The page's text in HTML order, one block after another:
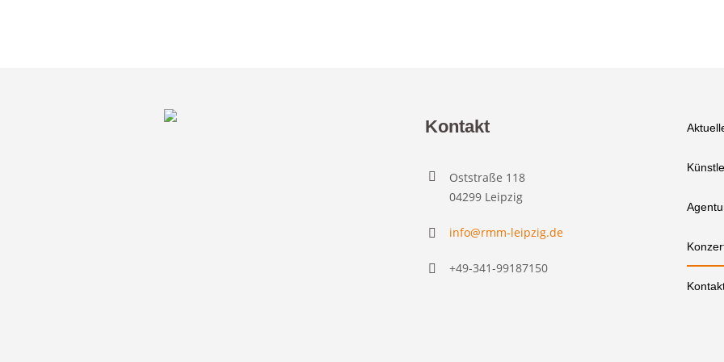
Kontakt
Oststraße 118
04299 Leipzig
info@rmm-leipzig.de
+49-341-99187150